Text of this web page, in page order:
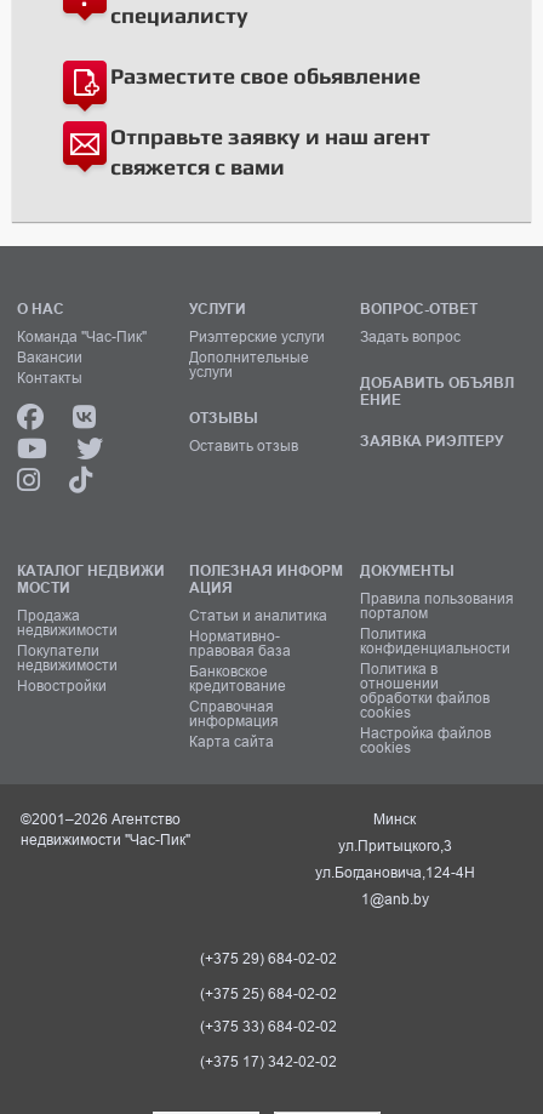
специалисту
Разместите свое обьявление
Отправьте заявку и наш агент
свяжется с вами
О НАС
Команда "Час-Пик"
Вакансии
Контакты
УСЛУГИ
Риэлтерские услуги
Дополнительные
услуги
ОТЗЫВЫ
Оставить отзыв
ВОПРОС-ОТВЕТ
Задать вопрос
ДОБАВИТЬ ОБЪЯВЛ
ЕНИЕ
ЗАЯВКА РИЭЛТЕРУ
КАТАЛОГ НЕДВИЖИ
МОСТИ
Продажа
недвижимости
Покупатели
недвижимости
Новостройки
ПОЛЕЗНАЯ ИНФОРМ
АЦИЯ
Статьи и аналитика
Нормативно-
правовая база
Банковское
кредитование
Справочная
информация
Карта сайта
ДОКУМЕНТЫ
Правила пользования
порталом
Политика
конфиденциальности
Политика в
отношении
обработки файлов
cookies
Настройка файлов
cookies
©2001–2026 Агентство
недвижимости "Час-Пик"
Минск
ул.Притыцкого,3
ул.Богдановича,124-4Н
1@anb.by
(+375 29) 684-02-02
(+375 25) 684-02-02
(+375 33) 684-02-02
(+375 17) 342-02-02